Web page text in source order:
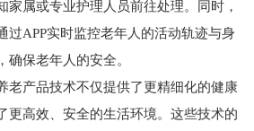
家属或专业护理人员前往处理。同时，
过APP实时监控老年人的活动轨迹与身
确保老年人的安全。
老产品技术不仅提供了更精细化的健康
更高效、安全的生活环境。这些技术的